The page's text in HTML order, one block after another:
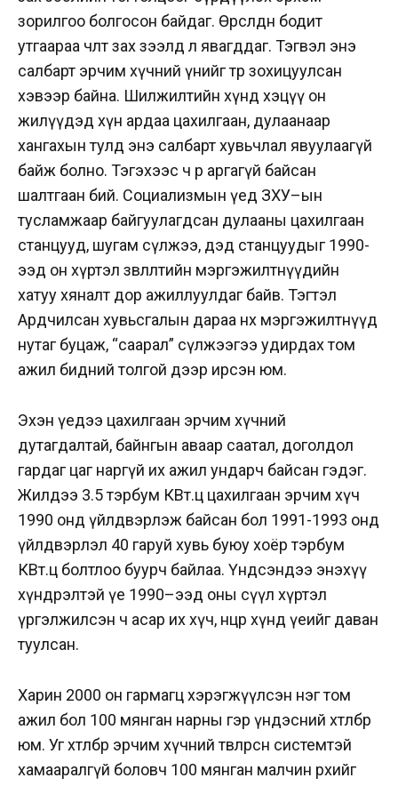
зорилгоо болгосон байдаг. Өрсөлдөөн бодит
утгаараа чөлөөт зах зээлд л явагддаг. Тэгвэл энэ
салбарт эрчим хүчний үнийг төр зохицуулсан
хэвээр байна. Шилжилтийн хүнд хэцүү он
жилүүдэд хүн ардаа цахилгаан, дулаанаар
хангахын тулд энэ салбарт хувьчлал явуулаагүй
байж болно. Тэгэхээс ч өөр аргагүй байсан
шалтгаан бий. Социализмын үед ЗХУ–ын
тусламжаар байгуулагдсан дулааны цахилгаан
станцууд, шугам сүлжээ, дэд станцуудыг 1990-
ээд он хүртэл зөвлөлтийн мэргэжилтнүүдийн
хатуу хяналт дор ажиллуулдаг байв. Тэгтэл
Ардчилсан хувьсгалын дараа өнөөх мэргэжилтнүүд
нутаг буцаж, “саарал” сүлжээгээ удирдах том
ажил бидний толгой дээр ирсэн юм.
Эхэн үедээ цахилгаан эрчим хүчний
дутагдалтай, байнгын аваар саатал, доголдол
гардаг цаг наргүй их ажил ундарч байсан гэдэг.
Жилдээ 3.5 тэрбум КВт.ц цахилгаан эрчим хүч
1990 онд үйлдвэрлэж байсан бол 1991-1993 онд
үйлдвэрлэл 40 гаруй хувь буюу хоёр тэрбум
КВт.ц болтлоо буурч байлаа. Үндсэндээ энэхүү
хүндрэлтэй үе 1990–ээд оны сүүл хүртэл
үргэлжилсэн ч асар их хүч, нөөцөөр хүнд үеийг даван
туулсан.
Харин 2000 он гармагц хэрэгжүүлсэн нэг том
ажил бол 100 мянган нарны гэр үндэсний хөтөлбөр
юм. Уг хөтөлбөр эрчим хүчний төвлөрсөн системтэй
хамааралгүй боловч 100 мянган малчин өрхийг